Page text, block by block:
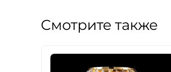
Смотрите также